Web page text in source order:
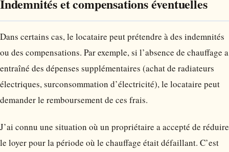
Indemnités et compensations éventuelles
Dans certains cas, le locataire peut prétendre à des indemnités
ou des compensations. Par exemple, si l’absence de chauffage a
entraîné des dépenses supplémentaires (achat de radiateurs
électriques, surconsommation d’électricité), le locataire peut
demander le remboursement de ces frais.
J’ai connu une situation où un propriétaire a accepté de réduire
le loyer pour la période où le chauffage était défaillant. C’est